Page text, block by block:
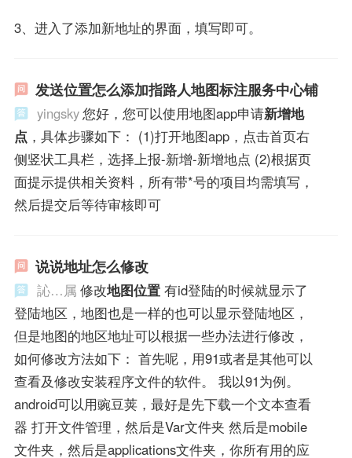
3、进入了添加新地址的界面，填写即可。
发送位置怎么添加指路人地图标注服务中心铺
yingsky您好，您可以使用地图app申请新增地
点 ，具体步骤如下： (1)打开地图app，点击首页右
侧竖状工具栏，选择上报-新增-新增地点 (2)根据页
面提示提供相关资料，所有带*号的项目均需填写，
然后提交后等待审核即可
说说地址怎么修改
訫…属 修改地图位置有id登陆的时候就显示了
登陆地区，地图也是一样的也可以显示登陆地区，
但是地图的地区地址可以根据一些办法进行修改，
如何修改方法如下： 首先呢，用91或者是其他可以
查看及修改安装程序文件的软件。 我以91为例。
android可以用豌豆荚，最好是先下载一个文本查看
器 打开文件管理，然后是Var文件夹 然后是mobile
文件夹，然后是applications文件夹，你所有用的应